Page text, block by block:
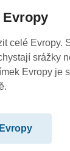
Evropy
celé Evropy.
srážky
Evropy je